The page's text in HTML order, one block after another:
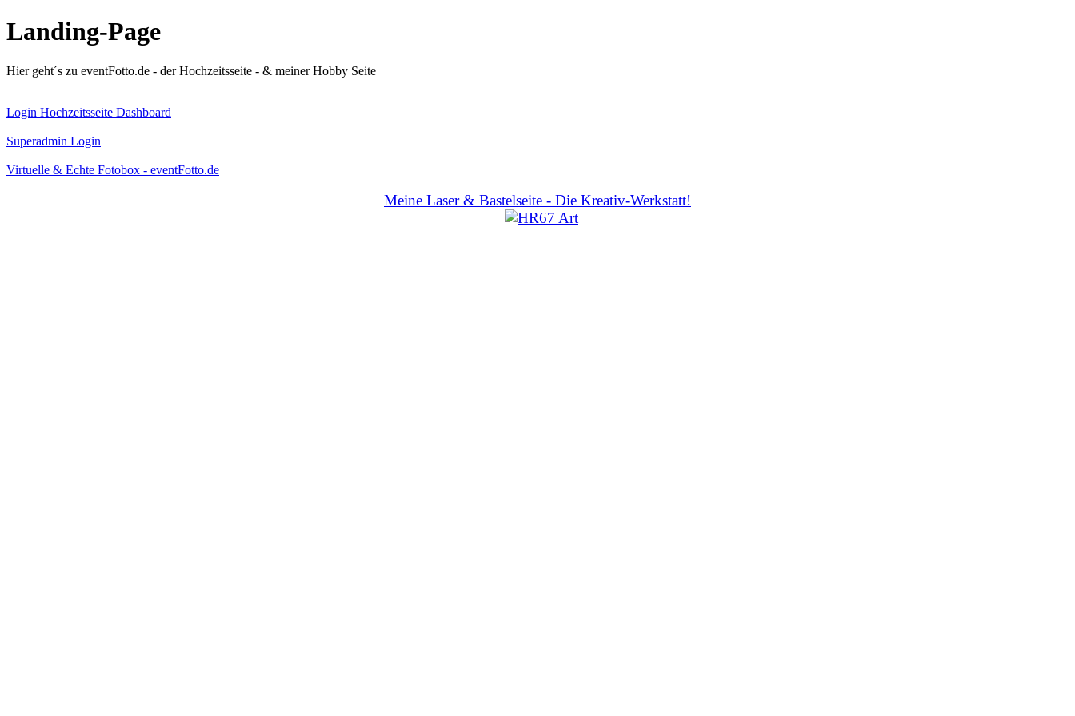
Landing-Page
Hier geht´s zu eventFotto.de - der Hochzeitsseite - & meiner Hobby Seite
Login Hochzeitsseite Dashboard
Superadmin Login
Virtuelle & Echte Fotobox - eventFotto.de
Meine Laser & Bastelseite - Die Kreativ-Werkstatt!